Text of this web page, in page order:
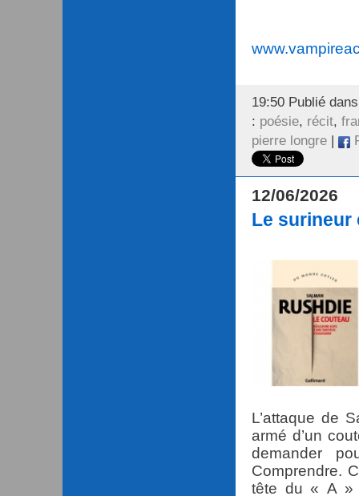
19:50 Publié
: poésie, récit,
pierre longre |
12/06/2026
Le surineur
L’attaque de
armé d’un
demander
Comprendre.
tête du « A »